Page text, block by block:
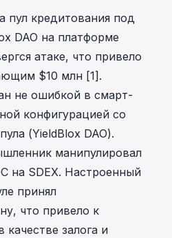
пул кредитования под
DAO на платформе
атаке, что привело
$10 млн [1].
не ошибкой в смарт-
конфигурацией со
(YieldBlox DAO).
манипулировал
на SDEX. Настроенный
принял
что привело к
качестве залога и